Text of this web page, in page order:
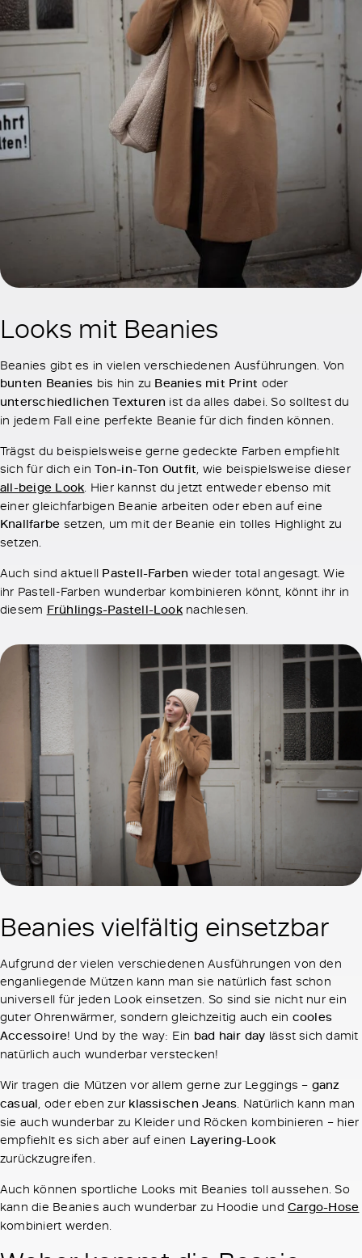
Looks mit Beanies
Beanies gibt es in vielen verschiedenen Ausführungen. Von
bunten Beanies bis hin zu Beanies mit Print oder
unterschiedlichen Texturen ist da alles dabei. So solltest du
in jedem Fall eine perfekte Beanie für dich finden können.
Trägst du beispielsweise gerne gedeckte Farben empfiehlt
sich für dich einTon-in-Ton Outfit, wie beispielsweise dieser
all-beige Look. Hier kannst du jetzt entweder ebenso mit
einer gleichfarbigen Beanie arbeiten oder eben auf eine
Knallfarbe setzen, um mit der Beanie ein tolles Highlight zu
setzen.
Auch sind aktuell Pastell-Farben wieder total angesagt. Wie
ihr Pastell-Farben wunderbar kombinieren könnt, könnt ihr in
diesem Frühlings-Pastell-Looknachlesen.
Beanies vielfältig einsetzbar
Aufgrund der vielen verschiedenen Ausführungen von den
enganliegende Mützen kann man sie natürlich fast schon
universell für jeden Look einsetzen. So sind sie nicht nur ein
guter Ohrenwärmer, sondern gleichzeitig auch ein cooles
Accessoire! Und by the way: Ein bad hair day lässt sich damit
natürlich auch wunderbar verstecken!
Wir tragen die Mützen vor allem gerne zur Leggings – ganz
casual , oder eben zur klassischen Jeans . Natürlich kann man
sie auch wunderbar zu Kleider und Röcken kombinieren – hier
empfiehlt es sich aber auf einen Layering-Look
zurückzugreifen.
Auch können sportliche Looks mit Beanies toll aussehen. So
kann die Beanies auch wunderbar zu Hoodie undCargo-Hose
kombiniert werden.